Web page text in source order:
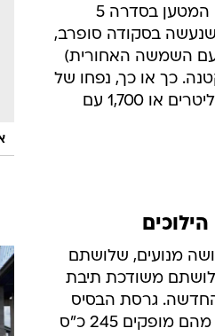
התקנת דלת חמישית לתא המטען בסדרה 5
שנעשה בסקודה סופרב,
עם השמשה האחורית)
כך או כך, נפחו של
תא המטען עומד על 440 ליטרים או 1,700 עם
מנועים, שלושתם
משודכת תיבת
החדשה. גרסת הבסיס
תהיה דיזלית, בנפח 3.0 ל' מהם מופקים 245 כ"ס